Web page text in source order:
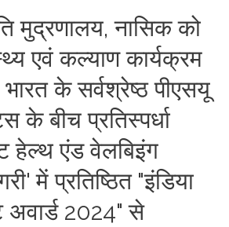
मुद्रणालय, नासिक को
एवं कल्याण कार्यक्रम
के सर्वश्रेष्ठ पीएसयू
के बीच प्रतिस्पर्धा
हेल्थ एंड वेलबिइंग
में प्रतिष्ठित "इंडिया
2024" से